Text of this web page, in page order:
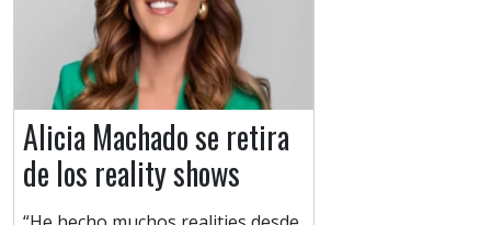
Alicia Machado se retira
de los reality shows